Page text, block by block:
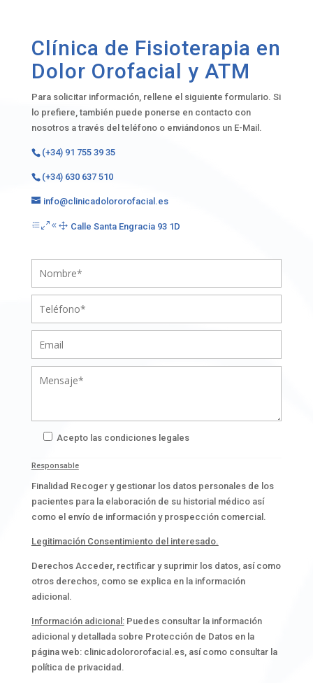
Clínica de Fisioterapia en
Dolor Orofacial y ATM
Para solicitar información, rellene el siguiente formulario. Si
lo prefiere, también puede ponerse en contacto con
nosotros a través del teléfono o enviándonos un E-Mail.
(+34) 91 755 39 35
(+34) 630 637 510
info@clinicadolororofacial.es
Calle Santa Engracia 93 1D
Acepto las condiciones legales
Responsable
Finalidad Recoger y gestionar los datos personales de los
pacientes para la elaboración de su historial médico así
como el envío de información y prospección comercial.
Legitimación Consentimiento del interesado.
Derechos Acceder, rectificar y suprimir los datos, así como
otros derechos, como se explica en la información
adicional.
Información adicional:Puedes consultar la información
adicional y detallada sobre Protección de Datos en la
página web: clinicadolororofacial.es, así como consultar la
política de privacidad.